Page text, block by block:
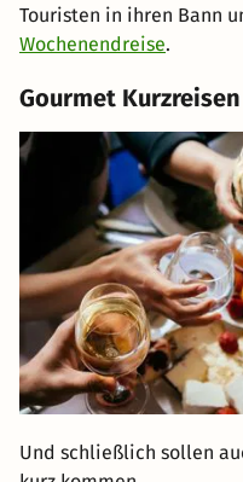
Touristen in ihren Bann
Wochenendreise.
Gourmet Kurzreisen
Und schließlich sollen